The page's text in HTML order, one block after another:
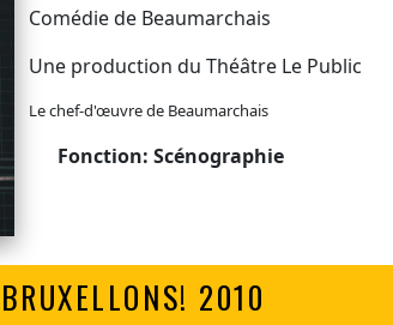
Comédie de Beaumarchais
Une production du Théâtre Le Public
Le chef-d'œuvre de Beaumarchais
Fonction: Scénographie
BRUXELLONS! 2010